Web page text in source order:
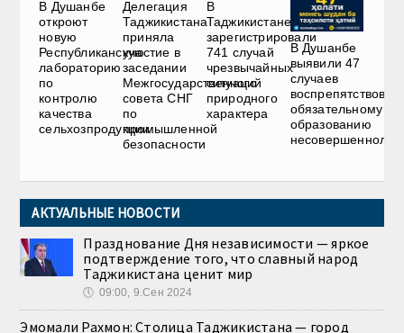
В Душанбе
откроют
новую
Республиканскую
лабораторию
по
контролю
качества
сельхозпродукции
Делегация
Таджикистана
приняла
участие в
заседании
Межгосударственного
совета СНГ
по
промышленной
безопасности
В
Таджикистане
зарегистрировали
741 случай
чрезвычайных
ситуаций
природного
характера
В Душанбе
выявили 47
случаев
обязательному
образованию
АКТУАЛЬНЫЕ НОВОСТИ
Празднование Дня независимости — яркое
подтверждение того, что славный народ
Таджикистана ценит мир
🕔 09:00, 9.Сен 2024
Эмомали Рахмон: Столица Таджикистана — город